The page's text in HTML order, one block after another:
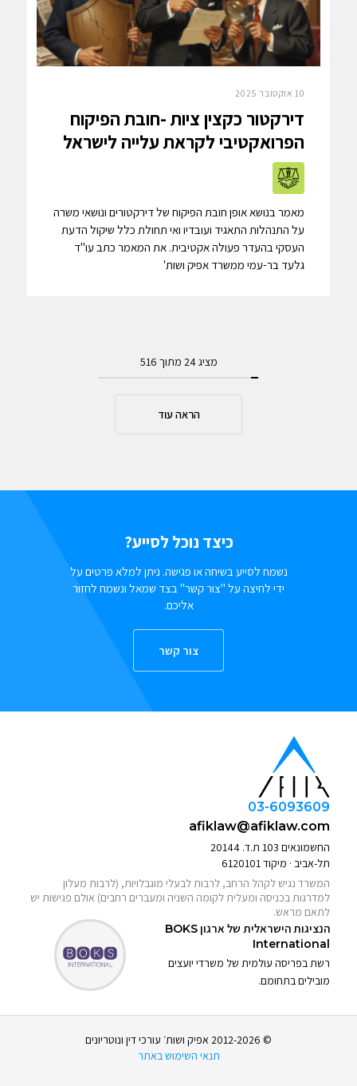
10 אוקטובר 2025
דירקטור כקצין ציות -חובת הפיקוח
הפרואקטיבי לקראת עלייה לישראל
מאמר בנושא אופן חובת הפיקוח של דירקטורים ונושאי משרה
על התנהלות התאגיד ועובדיו ואי תחולת כלל שיקול הדעת
העסקי בהעדר פעולה אקטיבית. את המאמר כתב עו"ד
גלעד בר-עמי ממשרד אפיק ושות'
מציג24 מתוך 516
הראה עוד
כיצד נוכל לסייע?
נשמח לסייע בשיחה או פגישה. ניתן למלא פרטים על
ידי לחיצה על "צור קשר" בצד שמאל ונשמח לחזור
אליכם.
צור קשר
03-6093609
afiklaw@afiklaw.com
החשמונאים 103 ת.ד. 20144
תל-אביב · מיקוד 6120101
המשרד נגיש לקהל הרחב, לרבות לבעלי מוגבלויות, (לרבות מעלון
למדרגות בכניסה ומעלית לקומה השניה ומעברים רחבים) אולם פגישות יש
לתאם מראש.
הנציגות הישראלית של ארגוןBOKS
International
רשת בפריסה עולמית של משרדי יועצים
מובילים בתחומם.
© 2012-2026 אפיק ושות׳ עורכי דין ונוטריונים
תנאי השימוש באתר